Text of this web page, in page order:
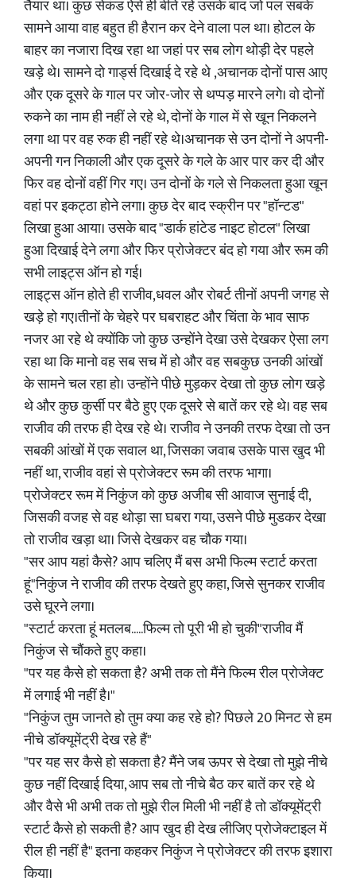
तैयार था। कुछ सेकंड ऐसे ही बीते रहे उसके बाद जो पल सबके
सामने आया वाह बहुत ही हैरान कर देने वाला पल था। होटल के
बाहर का नजारा दिख रहा था जहां पर सब लोग थोड़ी देर पहले
खड़े थे। सामने दो गार्ड्स दिखाई दे रहे थे ,अचानक दोनों पास आए
और एक दूसरे के गाल पर जोर-जोर से थप्पड़ मारने लगे। वो दोनों
रुकने का नाम ही नहीं ले रहे थे, दोनों के गाल में से खून निकलने
लगा था पर वह रुक ही नहीं रहे थे।अचानक से उन दोनों ने अपनी-
अपनी गन निकाली और एक दूसरे के गले के आर पार कर दी और
फिर वह दोनों वहीं गिर गए। उन दोनों के गले से निकलता हुआ खून
वहां पर इकट्ठा होने लगा। कुछ देर बाद स्क्रीन पर "हॉन्टड"
लिखा हुआ आया। उसके बाद "डार्क हांटेड नाइट होटल" लिखा
हुआ दिखाई देने लगा और फिर प्रोजेक्टर बंद हो गया और रूम की
सभी लाइट्स ऑन हो गई।
लाइट्स ऑन होते ही राजीव,धवल और रोबर्ट तीनों अपनी जगह से
खड़े हो गए।तीनों के चेहरे पर घबराहट और चिंता के भाव साफ
नजर आ रहे थे क्योंकि जो कुछ उन्होंने देखा उसे देखकर ऐसा लग
रहा था कि मानो वह सब सच में हो और वह सबकुछ उनकी आंखों
के सामने चल रहा हो। उन्होंने पीछे मुड़कर देखा तो कुछ लोग खड़े
थे और कुछ कुर्सी पर बैठे हुए एक दूसरे से बातें कर रहे थे। वह सब
राजीव की तरफ ही देख रहे थे। राजीव ने उनकी तरफ देखा तो उन
सबकी आंखों में एक सवाल था, जिसका जवाब उसके पास खुद भी
नहीं था, राजीव वहां से प्रोजेक्टर रूम की तरफ भागा।
प्रोजेक्टर रूम में निकुंज को कुछ अजीब सी आवाज सुनाई दी,
जिसकी वजह से वह थोड़ा सा घबरा गया, उसने पीछे मुडकर देखा
तो राजीव खड़ा था। जिसे देखकर वह चौक गया।
"सर आप यहां कैसे? आप चलिए मैं बस अभी फिल्म स्टार्ट करता
हूं"निकुंज ने राजीव की तरफ देखते हुए कहा, जिसे सुनकर राजीव
उसे घूरने लगा।
"स्टार्ट करता हूं मतलब.....फिल्म तो पूरी भी हो चुकी"राजीव मैं
निकुंज से चौंकते हुए कहा।
"पर यह कैसे हो सकता है? अभी तक तो मैंने फिल्म रील प्रोजेक्ट
में लगाई भी नहीं है।"
"निकुंज तुम जानते हो तुम क्या कह रहे हो? पिछले 20 मिनट से हम
नीचे डॉक्यूमेंट्री देख रहे हैं"
"पर यह सर कैसे हो सकता है? मैंने जब ऊपर से देखा तो मुझे नीचे
कुछ नहीं दिखाई दिया, आप सब तो नीचे बैठ कर बातें कर रहे थे
और वैसे भी अभी तक तो मुझे रील मिली भी नहीं है तो डॉक्यूमेंट्री
स्टार्ट कैसे हो सकती है? आप खुद ही देख लीजिए प्रोजेक्टाइल में
रील ही नहीं है" इतना कहकर निकुंज ने प्रोजेक्टर की तरफ इशारा